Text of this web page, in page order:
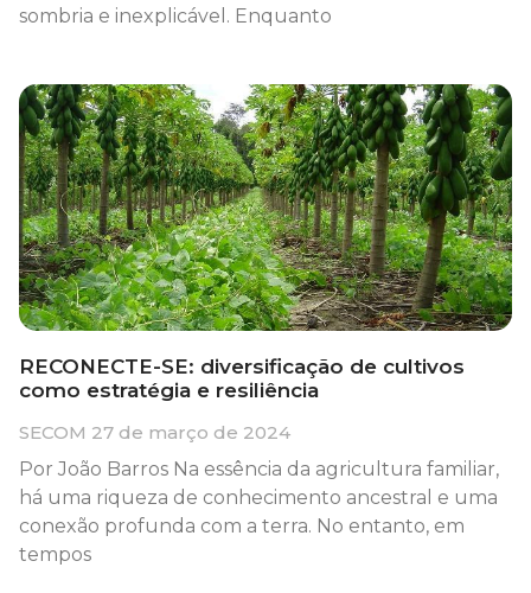
sombria e inexplicável. Enquanto
RECONECTE-SE: diversificação de cultivos
como estratégia e resiliência
SECOM 27 de março de 2024
Por João Barros Na essência da agricultura familiar,
há uma riqueza de conhecimento ancestral e uma
conexão profunda com a terra. No entanto, em
tempos